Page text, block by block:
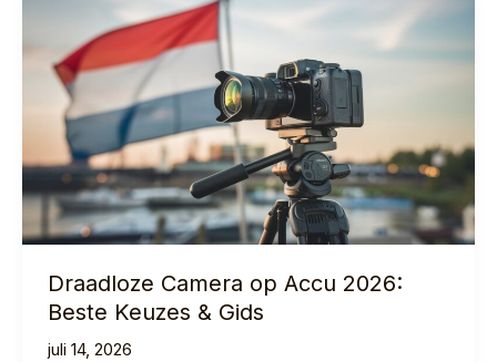
Complete
Gids
2026
Draadloze Camera op Accu 2026:
Beste Keuzes & Gids
juli 14, 2026